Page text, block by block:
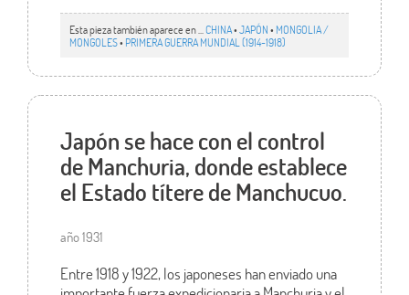
Esta pieza también aparece en ... CHINA•JAPÓN• MONGOLIA /
MONGOLES• PRIMERA GUERRA MUNDIAL (1914-1918)
Japón se hace con el control
de Manchuria, donde establece
el Estado títere de Manchucuo.
año 1931
Entre 1918 y 1922, los japoneses han enviado una